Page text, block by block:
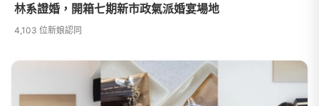
林系證婚，開箱七期新市政氣派婚宴場地
4,103 位新娘認同